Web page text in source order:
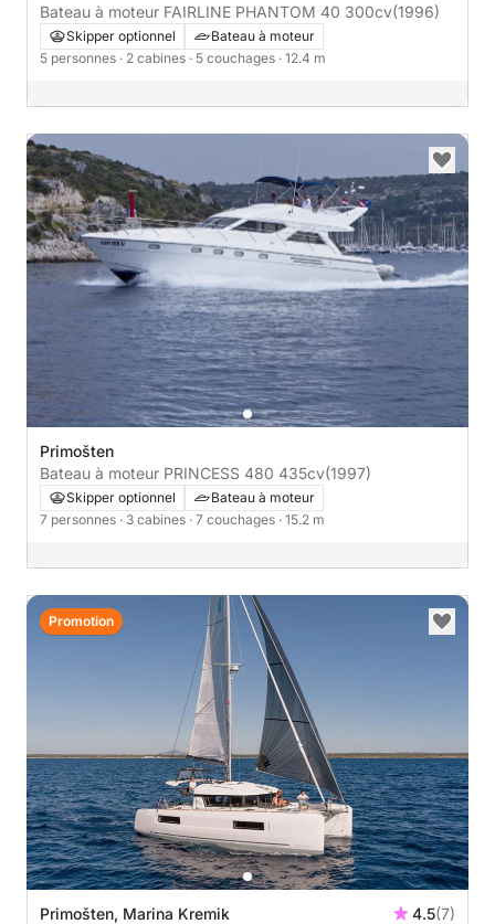
Bateau à moteur FAIRLINE PHANTOM 40 300cv(1996)
Skipper optionnel
Bateau à moteur
5 personnes · 2 cabines · 5 couchages · 12.4 m
Primošten
Bateau à moteur PRINCESS 480 435cv(1997)
Skipper optionnel
Bateau à moteur
7 personnes · 3 cabines · 7 couchages · 15.2 m
Primošten, Marina Kremik 4.5(7)
Promotion